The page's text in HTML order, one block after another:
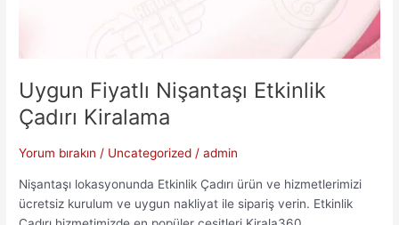
Uygun Fiyatlı Nişantaşı Etkinlik
Çadırı Kiralama
Yorum bırakın / Uncategorized /admin
Nişantaşı lokasyonunda Etkinlik Çadırı ürün ve hizmetlerimizi
ücretsiz kurulum ve uygun nakliyat ile sipariş verin. Etkinlik